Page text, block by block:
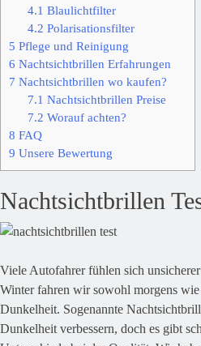
4.1 Blaulichtfilter
4.2 Polarisationsfilter
5 Pflege und Reinigung
6 Nachtsichtbrillen Erfahrungen
7 Nachtsichtbrillen wo kaufen?
7.1 Nachtsichtbrillen Preise
7.2 Worauf achten?
8 FAQ
9 Unsere Bewertung
Nachtsichtbrillen
Viele Autofahrer fühlen sich
Winter fahren wir sowohl morgens
Dunkelheit. Sogenannte
Dunkelheit verbessern, doch es gibt